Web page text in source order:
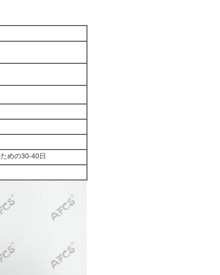
めの30-40日